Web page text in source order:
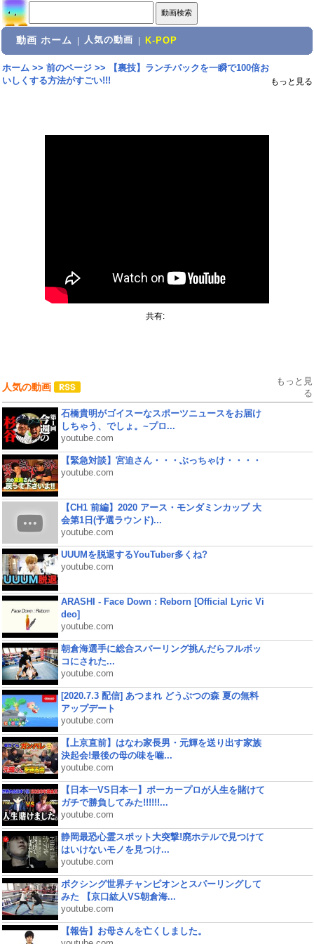
動画 ホーム 人気の動画 K-POP
ホーム>> 前のページ>>
【裏技】ランチパックを一瞬で100倍お
いしくする方法がすごい!!!
もっと見る
共有:
人気の動画
もっと見
る
石橋貴明がゴイスーなスポーツニュースをお届け
しちゃう、でしょ。~プロ...
youtube.com
【緊急対談】宮迫さん・・・ぶっちゃけ・・・・
youtube.com
【CH1 前編】2020 アース・モンダミンカップ 大
会第1日(予選ラウンド)...
youtube.com
UUUMを脱退するYouTuber多くね?
youtube.com
ARASHI - Face Down : Reborn [Official Lyric Vi
deo]
youtube.com
朝倉海選手に総合スパーリング挑んだらフルボッ
コにされた...
youtube.com
[2020.7.3 配信] あつまれ どうぶつの森 夏の無料
アップデート
youtube.com
【上京直前】はなわ家長男・元輝を送り出す家族
決起会!最後の母の味を噛...
youtube.com
【日本一VS日本一】ポーカープロが人生を賭けて
ガチで勝負してみた!!!!!!...
youtube.com
静岡最恐心霊スポット大突撃!廃ホテルで見つけて
はいけないモノを見つけ...
youtube.com
ボクシング世界チャンピオンとスパーリングして
みた 【京口紘人VS朝倉海...
youtube.com
【報告】お母さんを亡くしました。